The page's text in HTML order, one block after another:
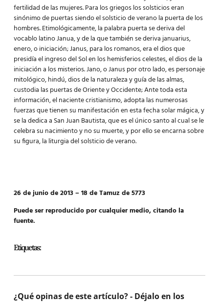
fertilidad de las mujeres. Para los griegos los solsticios eran
sinónimo de puertas siendo el solsticio de verano la puerta de los
hombres. Etimológicamente, la palabra puerta se deriva del
vocablo latino Janua, y de la que también se deriva januarius,
enero, o iniciación; Janus, para los romanos, era el dios que
presidía el ingreso del Sol en los hemisferios celestes, el dios de la
iniciación a los misterios. Jano, o Janus por otro lado, es personaje
mitológico, hindú, dios de la naturaleza y guía de las almas,
custodia las puertas de Oriente y Occidente; Ante toda esta
información, el naciente cristianismo, adopta las numerosas
fuerzas que tienen su manifestación en esta fecha solar mágica, y
se la dedica a San Juan Bautista, que es el único santo al cual se le
celebra su nacimiento y no su muerte, y por ello se encarna sobre
su figura, la liturgia del solsticio de verano.
26 de junio de 2013 – 18 de Tamuz de 5773
Puede ser reproducido por cualquier medio, citando la
fuente.
Etiquetas:
¿Qué opinas de este artículo? - Déjalo en los